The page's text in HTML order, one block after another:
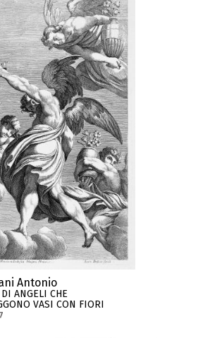
Antonio
ANGELI CHE
VASI CON FIORI